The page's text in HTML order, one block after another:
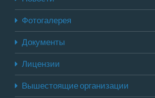
Фотогалерея
Документы
Лицензии
Вышестоящие организации